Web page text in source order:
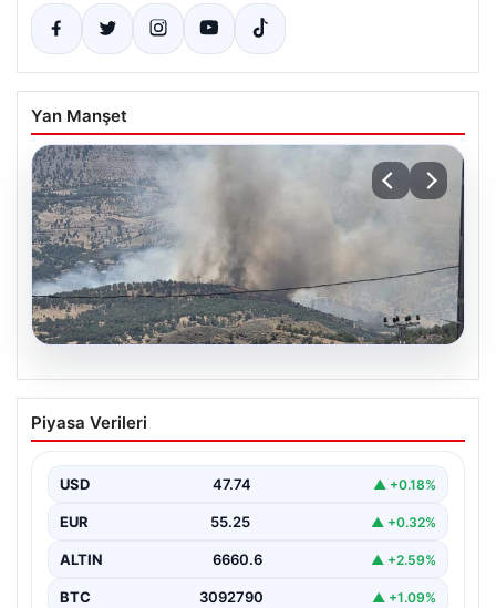
Yan Manşet
06.08.2026
Adıyaman’da orman yangını. Ekipler
müdahale ediyor
Alınmaya Çalışılıyor", "content": "Adıyaman iline bağlı
Gerger…
Piyasa Verileri
USD 47.74 ▲ +0.18%
EUR 55.25 ▲ +0.32%
ALTIN 6660.6 ▲ +2.59%
BTC 3092790 ▲ +1.09%